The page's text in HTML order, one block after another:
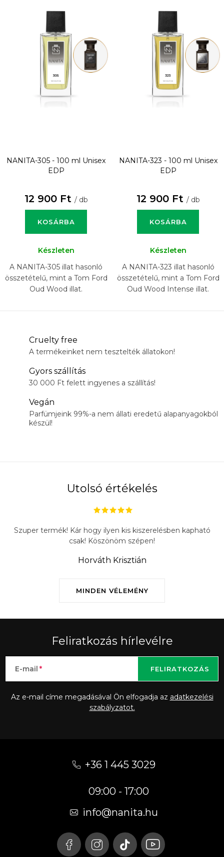
NANITA-305 - 100 ml Unisex
EDP
12 900 Ft / db
KOSÁRBA
Készleten
A NANITA-305 illat hasonló
összetételű, mint a Tom Ford
Oud Wood illat.
NANITA-323 - 100 ml Unisex
EDP
12 900 Ft / db
KOSÁRBA
Készleten
A NANITA-323 illat hasonló
összetételű, mint a Tom Ford
Oud Wood Intense illat.
Cruelty free
A termékeinket nem tesztelték állatokon!
Gyors szállítás
30 000 Ft felett ingyenes a szállítás!
Vegán
Parfümjeink 99%-a nem állati eredetű alapanyagokból
készül!
Utolsó értékelés
MINDEN VÉLEMÉNY
Szuper termék! Kár hogy ilyen kis kiszerelésben kapható
csak! Köszönöm szépen!
Horváth Krisztián
Feliratkozás hírlevélre
E-mail
Az e-mail címe megadásával Ön elfogadja az adatkezelési
szabályzatot.
FELIRATKOZÁS
+36 1 445 3029
09:00 - 17:00
info@nanita.hu